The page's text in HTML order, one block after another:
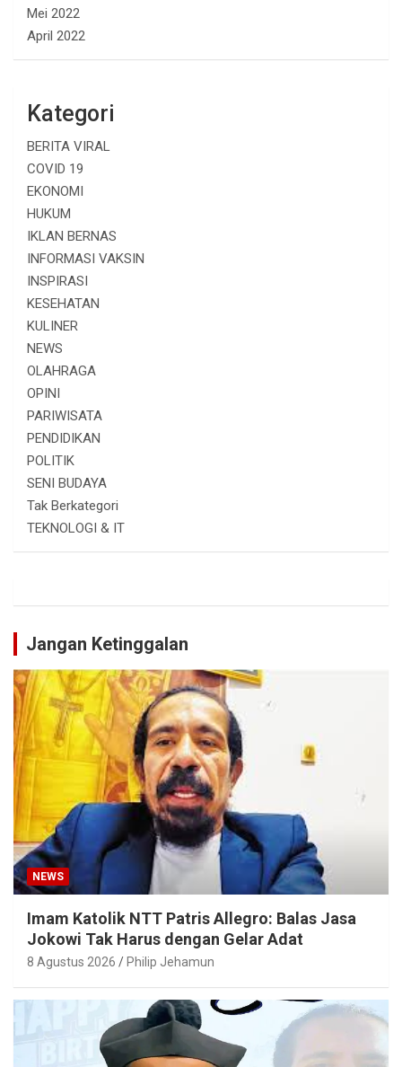
Mei 2022
April 2022
Kategori
BERITA VIRAL
COVID 19
EKONOMI
HUKUM
IKLAN BERNAS
INFORMASI VAKSIN
INSPIRASI
KESEHATAN
KULINER
NEWS
OLAHRAGA
OPINI
PARIWISATA
PENDIDIKAN
POLITIK
SENI BUDAYA
Tak Berkategori
TEKNOLOGI & IT
Jangan Ketinggalan
NEWS
Imam Katolik NTT Patris Allegro: Balas Jasa
Jokowi Tak Harus dengan Gelar Adat
8 Agustus 2026 Philip Jehamun